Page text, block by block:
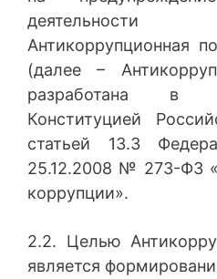
Антикоррупционная
(далее –
разработана в
Конституцией
статьей 13.3
25.12.2008 № 273-ФЗ
коррупции».
2.2. Целью
является